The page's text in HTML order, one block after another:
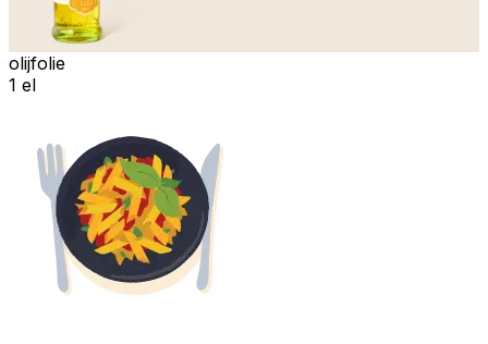
olijfolie
1 el